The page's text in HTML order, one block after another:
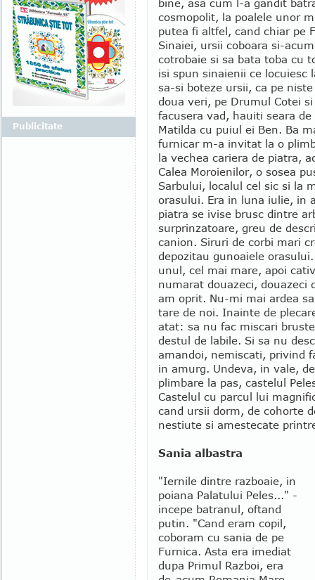
bine, asa cum l-a gandit
cosmopolit, la poalele unor
putea fi altfel, cand chiar pe
Sinaiei, ursii coboara si-
cotrobaie si sa bata toba cu
isi spun sinaienii ce locuiesc
sa-si boteze ursii, ca pe
doua veri, pe Drumul Cotei
facusera vad, hauiti seara
Matilda cu puiul ei Ben. Ba
furnicar m-a invitat la o
la vechea cariera de piatra,
Calea Moroienilor, o sosea
Sarbului, localul cel sic si la
orasului. Era in luna iulie, in
piatra se ivise brusc dintre
surprinzatoare, greu de
canion. Siruri de corbi mari
depozitau gunoaiele
unul, cel mai mare, apoi
numarat douazeci, douazeci
am oprit. Nu-mi mai ardea
tare de noi. Inainte de
atat: sa nu fac miscari
destul de labile. Si sa nu
amandoi, nemiscati, privind
in amurg. Undeva, in vale,
plimbare la pas, castelul
Castelul cu parcul lui
cand ursii dorm, de cohorte
nestiute si amestecate
Sania albastra
"Iernile dintre razboaie, in
poiana Palatului Peles..." -
incepe batranul, oftand
putin. "Cand eram copil,
coboram cu sania de pe
Furnica. Asta era imediat
dupa Primul Razboi, era
Publicitate